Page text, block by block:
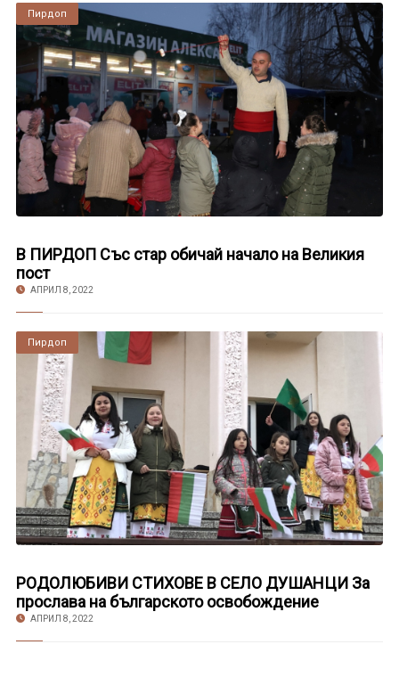
Пирдоп
В ПИРДОП Със стар обичай начало на Великия
пост
АПРИЛ 8, 2022
Пирдоп
РОДОЛЮБИВИ СТИХОВЕ В СЕЛО ДУШАНЦИ За
прослава на българското освобождение
АПРИЛ 8, 2022